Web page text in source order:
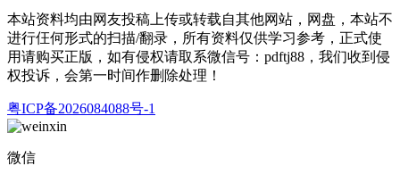
本站资料均由网友投稿上传或转载自其他网站，网盘，本站不
进行仼何形式的扫描/翻录，所有资料仅供学习参考，正式使
用请购买正版，如有侵权请取系微信号：pdftj88，我们收到侵
权投诉，会第一时间作删除处理！
粤ICP备2026084088号-1
微信